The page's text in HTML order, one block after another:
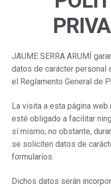
JAUME SERRA ARUMÍ
datos de carácter personal
el Reglamento General de
La visita a esta página
esté obligado a facilitar
sí mismo, no obstante,
se soliciten datos de
formularios.
Dichos datos serán